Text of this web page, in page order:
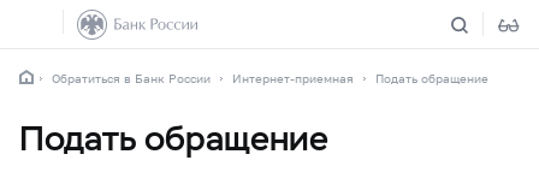
Обратиться в Банк России Интернет-приемная Подать обращение
Подать обращение